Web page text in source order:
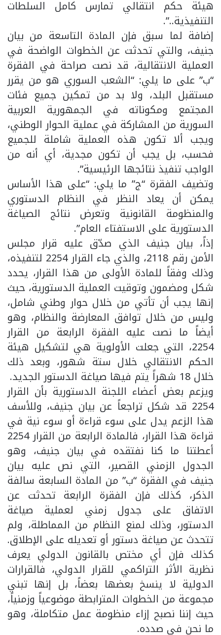
هيئة حكم انتقالي تمارس كامل السلطات
التنفيذية..”.
إضافة لما سبق فإن المادة التاسعة من بيان
جنيف، والتي تحدثت عن الخطوات الواضحة في
العملية الانتقالية، قد نصت صراحة في الفقرة
“ب” على ما يلي: “الشعب السوري هو من يقرر
مستقبل البلد، ولا بد من تمكين جميع فئات
المجتمع ومكوناته في الجمهورية العربية
السورية من المشاركة في عملية الحوار الوطني،
ويجب ألا تكون هذه العملية شاملة للجميع
فحسب، بل يجب أن تكون مجدية، أي أنه من
الواجب تنفيذ نتائجها الرئيسية”.
وتضيف الفقرة “ج” ما يلي: “على هذا الأساس
يمكن أن يعاد النظر في النظام الدستوري
والمنظومة القانونية وتعرض نتائج الصياغة
الدستورية على الاستفتاء العام”.
إذاً، بيان جنيف الذي صدّق عليه قرار مجلس
الأمن رقم 2118، والذي جاء القرار 2254 لتنفيذه،
وذلك وفقاً للمادة الأولى من هذا القرار، يحدد
شكل ومضمون وتوقيت العملية الدستورية، حيث
إنها يجب أن تأتي من خلال حوار وطني شامل،
وليس من خلال توافق المعارضة والنظام، وهو
أيضاً ما نصت عليه الفقرة الرابعة من القرار
2254، التي جعلت الأولوية هي لتشكيل هيئة
الحكم الانتقالي خلال ستة شهور، وبعد ذلك
خلال 18 شهراً يتم فيها صياغة الدستور الجديد.
ويزعم بعض أعضاء اللجنة الدستورية بأن القرار
2254 قد شكل تراجعاً عن بيان جنيف، وللأسف
هذا الزعم يدل على سوء قراءة أو سوء نية في
قراءة هذا القرار، فالمادة الرابعة من القرار 2254
أعطتنا ما كنا نفتقده في بيان جنيف، وهو
الجدول الزمني القصير، التي نص عليه بيان
جنيف في الفقرة “ب” من المادة السابعة سالفة
الذكر، كذلك فإن الفقرة الرابعة تحدثت عن
الاتفاق على جدول زمني لعملية صياغة
الدستور، وذلك لمنع النظام من المماطلة، ولم
تتحدث عن صياغة دستور أو تعديله على الإطلاق.
كذلك فإن أي مختص بالقانون الدولي يعرف
نظرية الأثر التراكمي للقرار الدولي، فالقرارات
الدولية لا ينسخ بعضها بعضاً، بل إنها تبني
مجموعة من الخطوات المترابطة موضوعياً وزمنياً،
حيث إننا نصبح إزاء منظومة عمل متكاملة، وهو
ما نحن في صدده.